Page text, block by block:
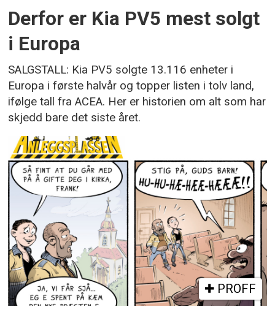
Derfor er Kia PV5 mest solgt
i Europa
SALGSTALL: Kia PV5 solgte 13.116 enheter i
Europa i første halvår og topper listen i tolv land,
ifølge tall fra ACEA. Her er historien om alt som har
skjedd bare det siste året.
PROFF